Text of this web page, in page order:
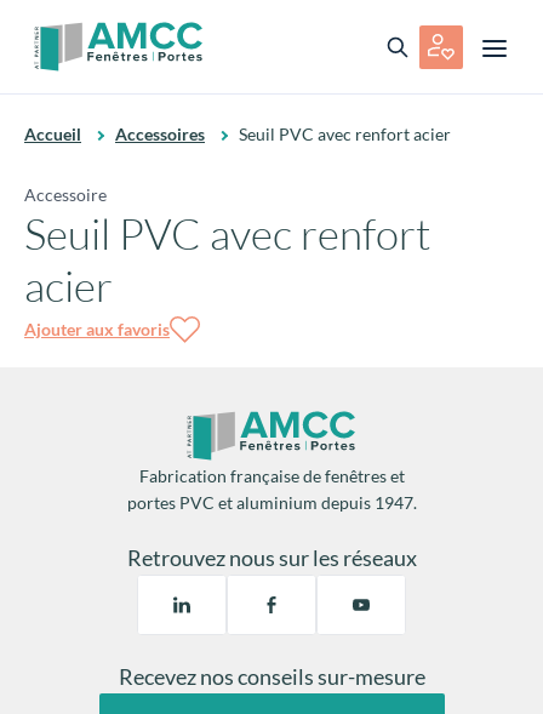
Accueil Accessoires Seuil PVC avec renfort acier
Accessoire
Seuil PVC avec renfort
acier
Ajouter aux favoris
Fabrication française de fenêtres et
portes PVC et aluminium depuis 1947.
Retrouvez nous sur les réseaux
Recevez nos conseils sur-mesure